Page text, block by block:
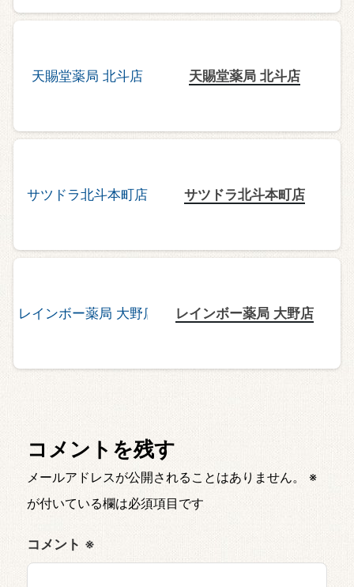
天賜堂薬局 北斗店
サツドラ北斗本町店
レインボー薬局 大野店
コメントを残す
メールアドレスが公開されることはありません。
※
が付いている欄は必須項目です
コメント ※